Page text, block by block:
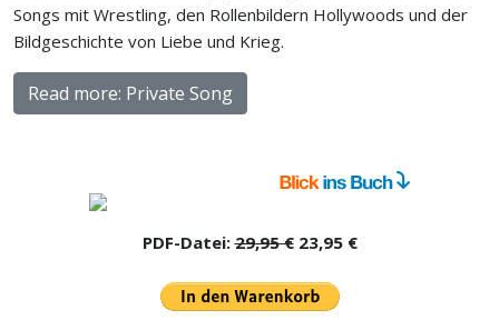
Songs mit Wrestling, den Rollenbildern Hollywoods und der
Bildgeschichte von Liebe und Krieg.
Read more: Private Song
PDF-Datei:29,95 €23,95 €